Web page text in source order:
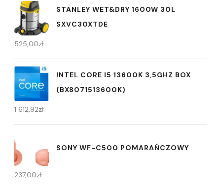
STANLEY WET&DRY 1600W 30L
SXVC30XTDE
525,00zł
INTEL CORE I5 13600K 3,5GHZ BOX
(BX8071513600K)
1 612,92zł
SONY WF-C500 POMARAŃCZOWY
237,00zł